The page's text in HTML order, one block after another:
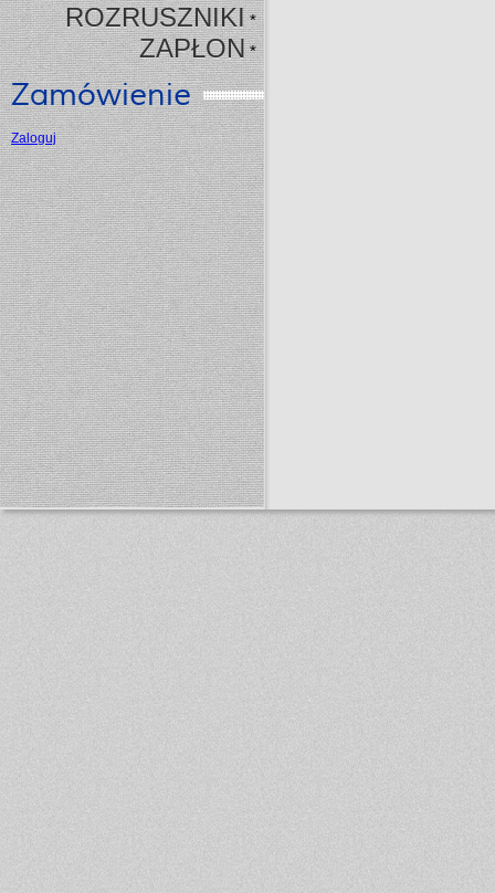
ROZRUSZNIKI*
ZAPŁON*
Zamówienie
Zaloguj